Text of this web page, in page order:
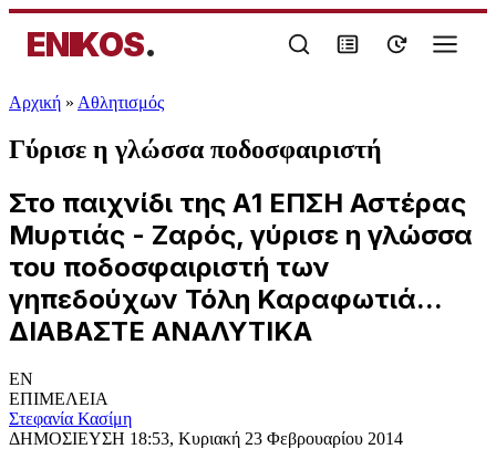
ENIKOS.
Αρχική » Αθλητισμός
Γύρισε η γλώσσα ποδοσφαιριστή
Στο παιχνίδι της Α1 ΕΠΣΗ Αστέρας
Μυρτιάς - Ζαρός, γύρισε η γλώσσα
του ποδοσφαιριστή των
γηπεδούχων Τόλη Καραφωτιά...
ΔΙΑΒΑΣΤΕ ΑΝΑΛΥΤΙΚΑ
EN
ΕΠΙΜΕΛΕΙΑ
Στεφανία Κασίμη
ΔΗΜΟΣΙΕΥΣΗ 18:53, Κυριακή 23 Φεβρουαρίου 2014